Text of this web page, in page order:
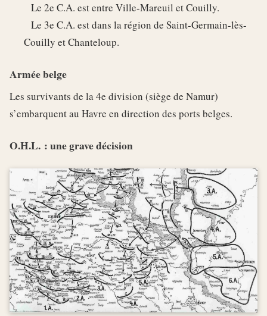
Le 2e C.A. est entre Ville-Mareuil et Couilly.
Le 3e C.A. est dans la région de Saint-Germain-lès-
Couilly et Chanteloup.
Armée belge
Les survivants de la 4e division (siège de Namur)
s’embarquent au Havre en direction des ports belges.
O.H.L. : une grave décision